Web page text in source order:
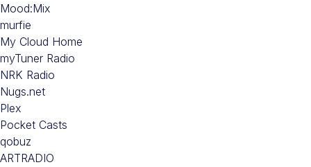
Mood:Mix
murfie
My Cloud Home
myTuner Radio
NRK Radio
Nugs.net
Plex
Pocket Casts
qobuz
ARTRADIO